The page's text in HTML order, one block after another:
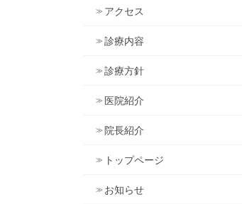
アクセス
診療内容
診療方針
医院紹介
院長紹介
トップページ
お知らせ